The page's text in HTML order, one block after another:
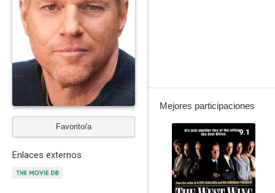
Favorito/a
Enlaces externos
Mejores participaciones
9.1